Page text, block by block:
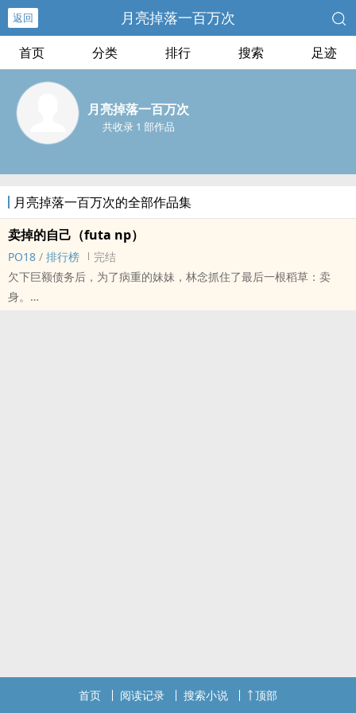
返回 月亮掉落一百万次
首页 分类 排行 搜索 足迹
月亮掉落一百万次
共收录 1 部作品
月亮掉落一百万次的全部作品集
卖掉的自己（futa np）
PO18 / 排行榜
完结
欠下巨额债务后，为了病重的妹妹，林念抓住了最后一根稻草：卖
身。
首页 阅读记录 搜索小说 顶部